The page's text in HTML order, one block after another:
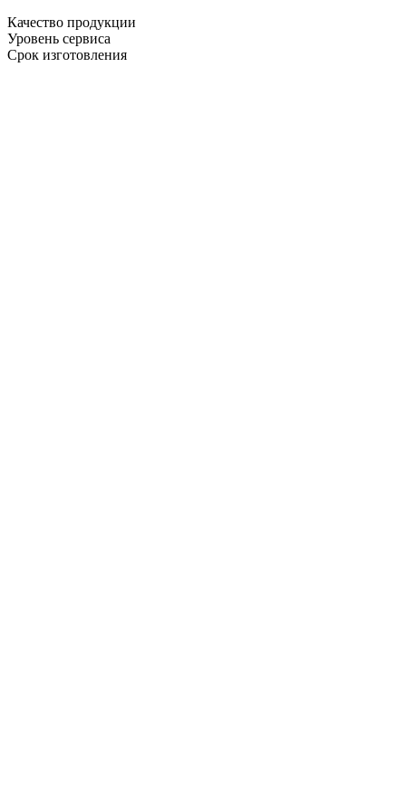
Качество продукции
Уровень сервиса
Срок изготовления